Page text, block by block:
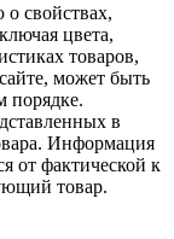
свойствах,
цвета,
товаров,
может быть
порядке.
в
Информация
от фактической к
товар.